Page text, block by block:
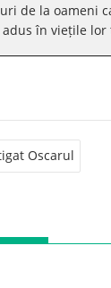
de la oameni
în viețile
Oscarul